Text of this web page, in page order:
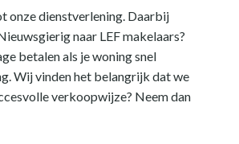
onze dienstverlening. Daarbij
naar LEF makelaars?
betalen als je woning snel
Wij vinden het belangrijk dat we
verkoopwijze? Neem dan